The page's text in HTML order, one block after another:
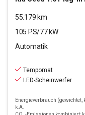
55.179 km
105 PS/77kW
Automatik
Tempomat
LED-Scheinwerfer
Energieverbrauch (gewichtet,
k.A.